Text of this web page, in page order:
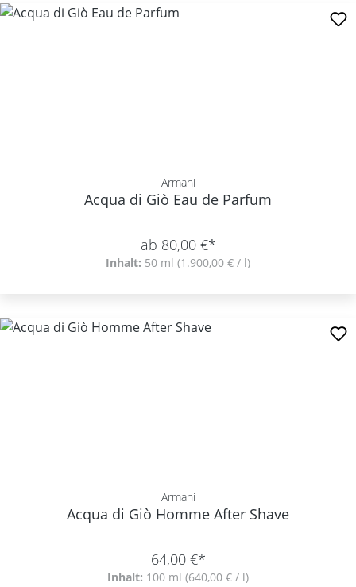
Armani
Acqua di Giò Eau de Parfum
ab 80,00 €*
Inhalt: 50 ml (1.900,00 € / l)
Armani
Acqua di Giò Homme After Shave
64,00 €*
Inhalt: 100 ml (640,00 € / l)